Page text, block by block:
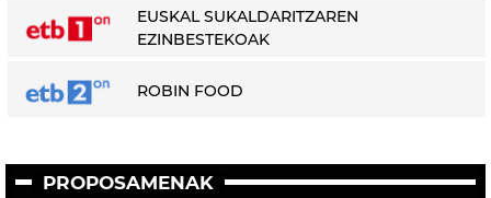
EUSKAL SUKALDARITZAREN
EZINBESTEKOAK
ROBIN FOOD
PROPOSAMENAK